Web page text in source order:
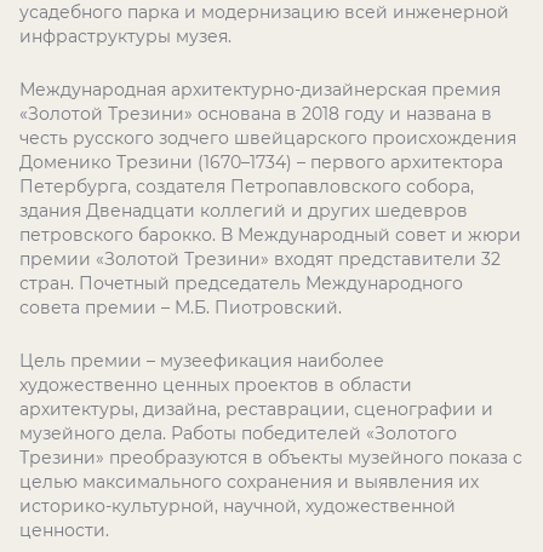
усадебного парка и модернизацию всей инженерной
инфраструктуры музея.
Международная архитектурно-дизайнерская премия
«Золотой Трезини» основана в 2018 году и названа в
честь русского зодчего швейцарского происхождения
Доменико Трезини (1670–1734) – первого архитектора
Петербурга, создателя Петропавловского собора,
здания Двенадцати коллегий и других шедевров
петровского барокко. В Международный совет и жюри
премии «Золотой Трезини» входят представители 32
стран. Почетный председатель Международного
совета премии – М.Б. Пиотровский.
Цель премии – музеефикация наиболее
художественно ценных проектов в области
архитектуры, дизайна, реставрации, сценографии и
музейного дела. Работы победителей «Золотого
Трезини» преобразуются в объекты музейного показа с
целью максимального сохранения и выявления их
историко-культурной, научной, художественной
ценности.